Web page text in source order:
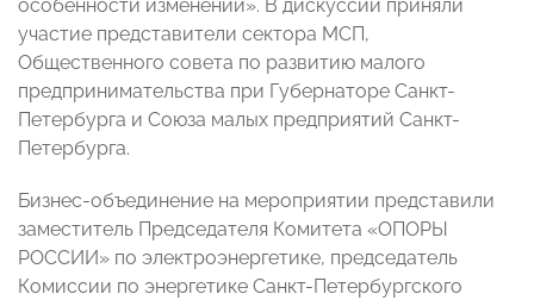
особенности изменений». В дискуссии приняли
участие представители сектора МСП,
Общественного совета по развитию малого
предпринимательства при Губернаторе Санкт-
Петербурга и Союза малых предприятий Санкт-
Петербурга.
Бизнес-объединение на мероприятии представили
заместитель Председателя Комитета «ОПОРЫ
РОССИИ» по электроэнергетике, председатель
Комиссии по энергетике Санкт-Петербургского